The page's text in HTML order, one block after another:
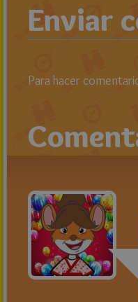
Enviar
Para hacer